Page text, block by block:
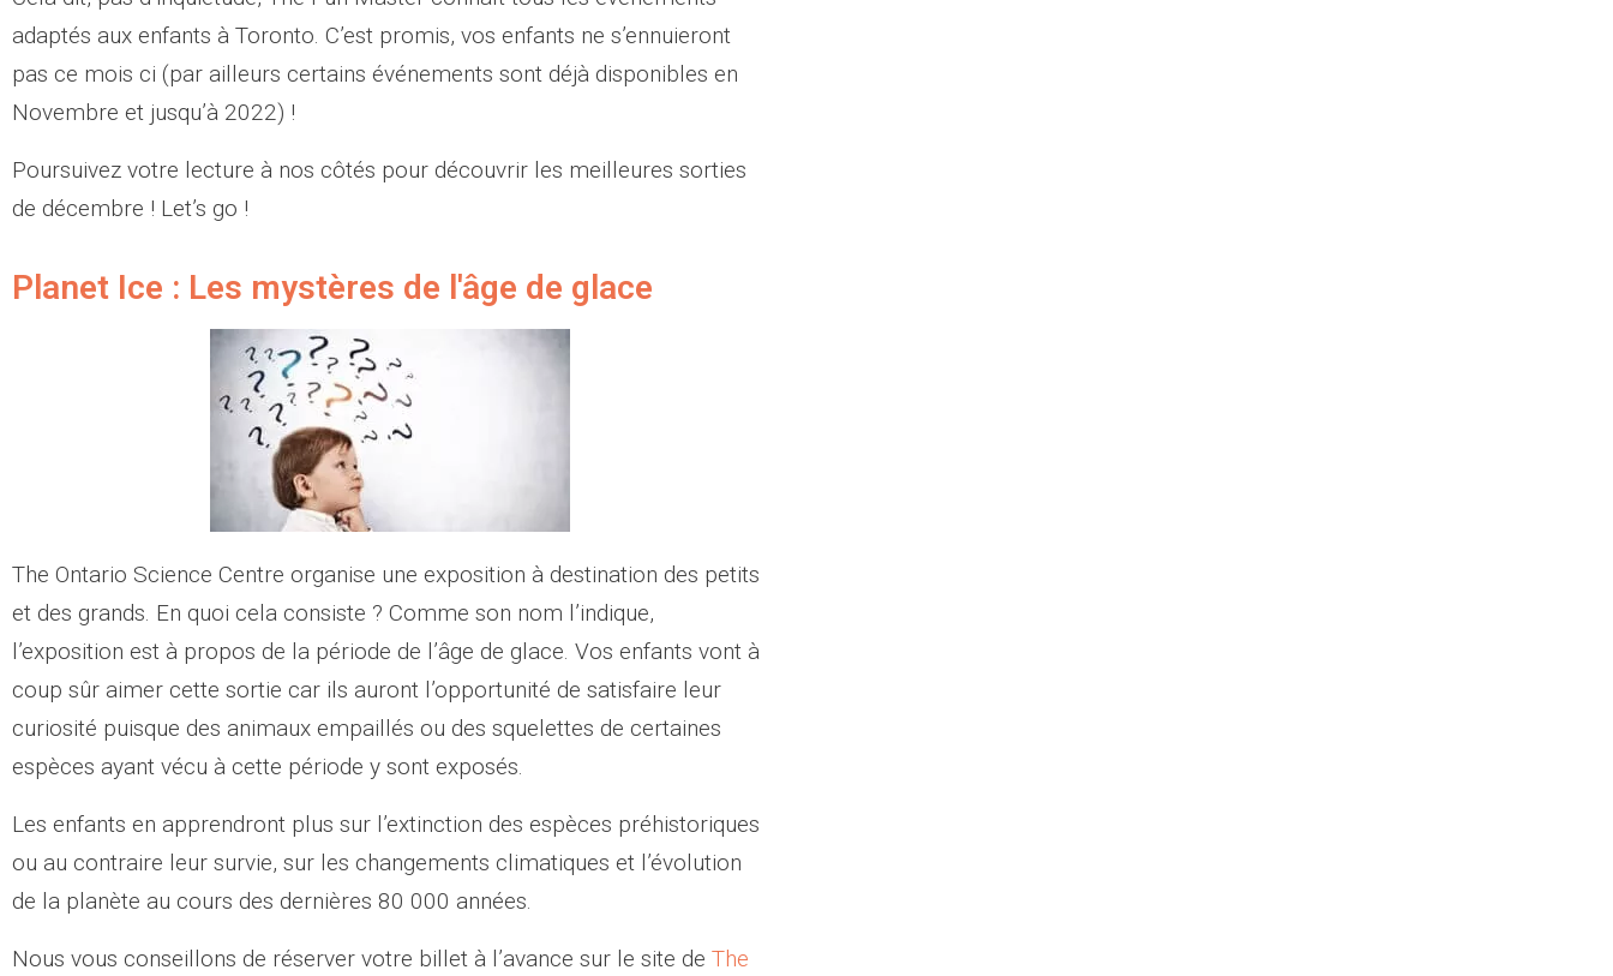
adaptés aux enfants à Toronto. C’est promis, vos enfants ne s’ennuieront
pas ce mois ci (par ailleurs certains événements sont déjà disponibles en
Novembre et jusqu’à 2022) !
Poursuivez votre lecture à nos côtés pour découvrir les meilleures sorties
de décembre ! Let’s go !
Planet Ice : Les mystères de l'âge de glace
The Ontario Science Centre organise une exposition à destination des petits
et des grands. En quoi cela consiste ? Comme son nom l’indique,
l’exposition est à propos de la période de l’âge de glace. Vos enfants vont à
coup sûr aimer cette sortie car ils auront l’opportunité de satisfaire leur
curiosité puisque des animaux empaillés ou des squelettes de certaines
espèces ayant vécu à cette période y sont exposés.
Les enfants en apprendront plus sur l’extinction des espèces préhistoriques
ou au contraire leur survie, sur les changements climatiques et l’évolution
de la planète au cours des dernières 80 000 années.
Nous vous conseillons de réserver votre billet à l’avance sur le site de The